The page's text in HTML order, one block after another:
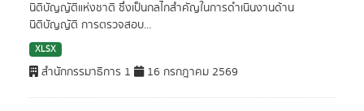
นิติบัญญัติแห่งชาติ ซึ่งเป็นกลไกสำคัญในการดำเนินงานด้าน
นิติบัญญัติ การตรวจสอบ...
XLSX
สำนักกรรมาธิการ 1 16 กรกฎาคม 2569